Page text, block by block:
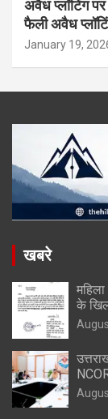
अवैध प्लॉटिंग
फैली अवैध
January 19,
खबरे
के